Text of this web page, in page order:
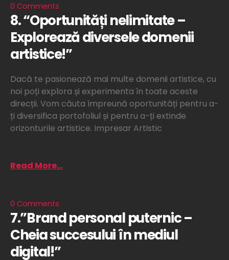
8. “Oportunități nelimitate –
Explorează diversele domenii
artistice!”
Dacă te pasionează mai multe domenii artistice, cu
noi poți explora și experimenta în toate aceste
direcții. Vom căuta împreună oportunități pentru a-
ți diversifica portofoliul și pentru a-ți extinde
orizonturile artistice. Impresar Artistic
0 Comments
Read More...
7.”Brand personal puternic –
Cheia succesului în mediul
digital!”
0 Comments